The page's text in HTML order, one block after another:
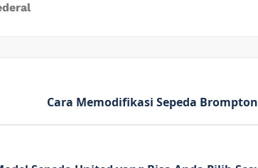
Cara Memodifikasi Sepeda